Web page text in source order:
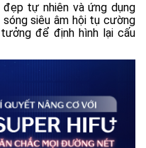
tự nhiên và ứng dụng
sóng siêu âm hội tụ cường
để định hình lại cấu